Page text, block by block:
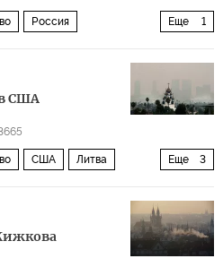
Еще 1
Россия
США
Еще 3
США Литва